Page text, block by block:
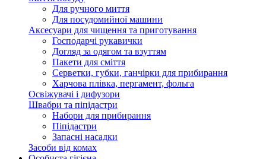
Для ручного миття
Для посудомийної машини
Аксесуари для чищення та приготування
Господарчі рукавички
Догляд за одягом та взуттям
Пакети для сміття
Серветки, губки, ганчірки для прибирання
Харчова плівка, пергамент, фольга
Освіжувачі і дифузори
Швабри та піпідастри
Набори для прибирання
Піпідастри
Запасні насадки
Засоби від комах